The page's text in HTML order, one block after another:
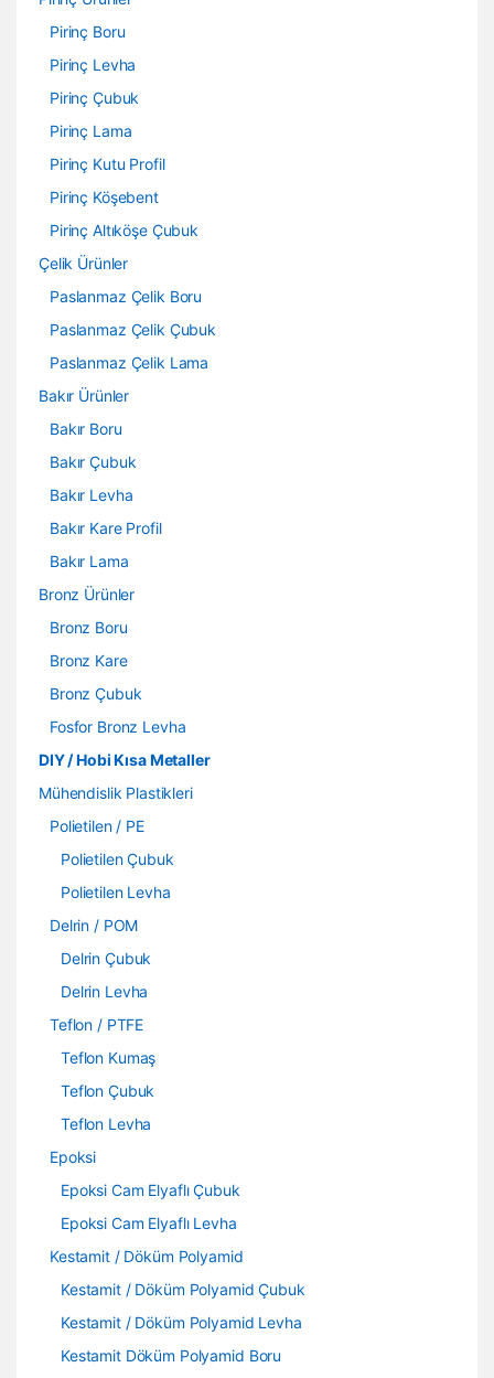
Pirinç Boru
Pirinç Levha
Pirinç Çubuk
Pirinç Lama
Pirinç Kutu Profil
Pirinç Köşebent
Pirinç Altıköşe Çubuk
Çelik Ürünler
Paslanmaz Çelik Boru
Paslanmaz Çelik Çubuk
Paslanmaz Çelik Lama
Bakır Ürünler
Bakır Boru
Bakır Çubuk
Bakır Levha
Bakır Kare Profil
Bakır Lama
Bronz Ürünler
Bronz Boru
Bronz Kare
Bronz Çubuk
Fosfor Bronz Levha
DIY / Hobi Kısa Metaller
Mühendislik Plastikleri
Polietilen / PE
Polietilen Çubuk
Polietilen Levha
Delrin / POM
Delrin Çubuk
Delrin Levha
Teflon / PTFE
Teflon Kumaş
Teflon Çubuk
Teflon Levha
Epoksi
Epoksi Cam Elyaflı Çubuk
Epoksi Cam Elyaflı Levha
Kestamit / Döküm Polyamid
Kestamit / Döküm Polyamid Çubuk
Kestamit / Döküm Polyamid Levha
Kestamit Döküm Polyamid Boru